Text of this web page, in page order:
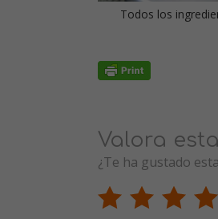
Todos los
Valora
¿Te ha gustado